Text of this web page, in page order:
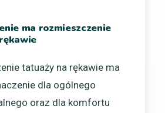
ma rozmieszczenie
tatuaży na rękawie ma
dla ogólnego
oraz dla komfortu